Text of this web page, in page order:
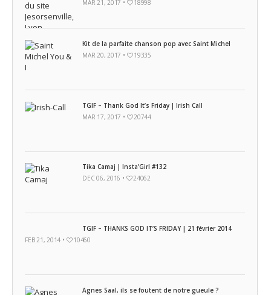
MAR 21, 2017 • 18998
Kit de la parfaite chanson pop avec Saint Michel
MAR 20, 2017 •
19335
TGIF – Thank God It’s Friday | Irish Call
MAR 17, 2017 •
20744
Tika Camaj | Insta’Girl #132
DEC 06, 2016 •
24062
TGIF – THANKS GOD IT’S FRIDAY | 21 février 2014
FEB 21, 2014 •
10460
Agnes Saal, ils se foutent de notre gueule ?